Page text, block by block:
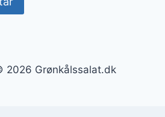
2026 Grønkålssalat.dk